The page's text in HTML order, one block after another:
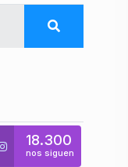
18.300
nos siguen